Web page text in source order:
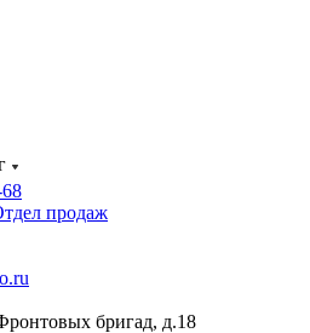
продаж
бригад, д.18